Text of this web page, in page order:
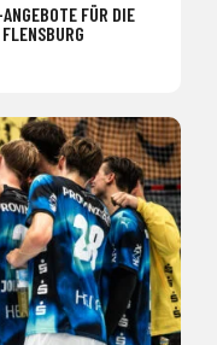
FÜR DIE